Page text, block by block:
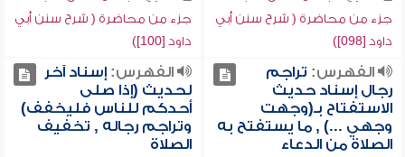
جزء من محاضرة ( شرح سنن أبي
داود [098])
جزء من محاضرة ( شرح سنن أبي
داود [100])
الفهرس: تراجم
رجال إسناد حديث
الاستفتاح بـ(وجهت
وجهي ...) , ما يستفتح به
الصلاة من الدعاء
الفهرس:إسناد آخر
لحديث (إذا صلى
أحدكم للناس فليخفف)
وتراجم رجاله , تخفيف
الصلاة